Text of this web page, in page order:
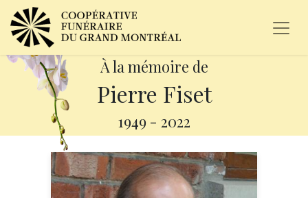
À la mémoire de
Pierre Fiset
1949 - 2022